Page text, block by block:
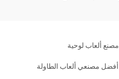
مصنع ألعاب لوحية
أفضل مصنعي ألعاب الطاولة